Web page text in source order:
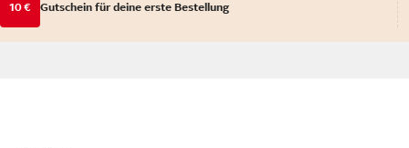
10 € Gutschein für deine erste Bestellung